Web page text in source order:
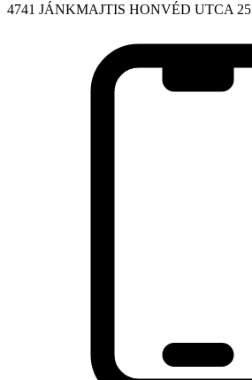
4741 JÁNKMAJTIS HONVÉD UTCA 25